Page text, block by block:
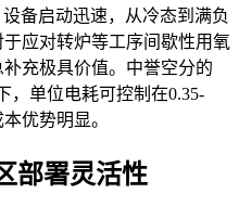
备启动迅速，从冷态到满负
应对转炉等工序间歇性用氧
充极具价值。中誉空分的
，单位电耗可控制在0.35-
优势明显。
部署灵活性